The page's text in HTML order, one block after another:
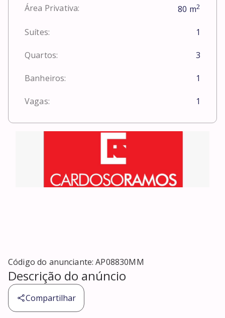
Área Privativa: 80 m2
Suítes: 1
Quartos: 3
Banheiros: 1
Vagas: 1
Código do anunciante:AP08830MM
Descrição do anúncio
Compartilhar